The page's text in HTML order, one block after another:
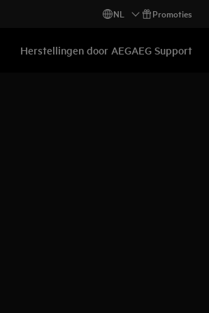
NL Promoties
Herstellingen door AEGAEG Support